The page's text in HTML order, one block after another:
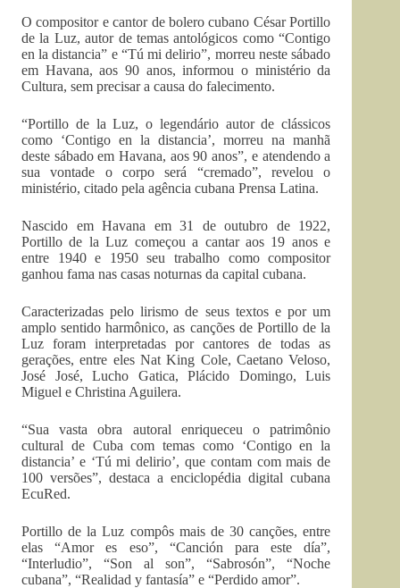
O compositor e cantor de bolero cubano César Portillo
de la Luz, autor de temas antológicos como “Contigo
en la distancia” e “Tú mi delirio”, morreu neste sábado
em Havana, aos 90 anos, informou o ministério da
Cultura, sem precisar a causa do falecimento.
“Portillo de la Luz, o legendário autor de clássicos
como ‘Contigo en la distancia’, morreu na manhã
deste sábado em Havana, aos 90 anos”, e atendendo a
sua vontade o corpo será “cremado”, revelou o
ministério, citado pela agência cubana Prensa Latina.
Nascido em Havana em 31 de outubro de 1922,
Portillo de la Luz começou a cantar aos 19 anos e
entre 1940 e 1950 seu trabalho como compositor
ganhou fama nas casas noturnas da capital cubana.
Caracterizadas pelo lirismo de seus textos e por um
amplo sentido harmônico, as canções de Portillo de la
Luz foram interpretadas por cantores de todas as
gerações, entre eles Nat King Cole, Caetano Veloso,
José José, Lucho Gatica, Plácido Domingo, Luis
Miguel e Christina Aguilera.
“Sua vasta obra autoral enriqueceu o patrimônio
cultural de Cuba com temas como ‘Contigo en la
distancia’ e ‘Tú mi delirio’, que contam com mais de
100 versões”, destaca a enciclopédia digital cubana
EcuRed.
Portillo de la Luz compôs mais de 30 canções, entre
elas “Amor es eso”, “Canción para este día”,
“Interludio”, “Son al son”, “Sabrosón”, “Noche
cubana”, “Realidad y fantasía” e “Perdido amor”.